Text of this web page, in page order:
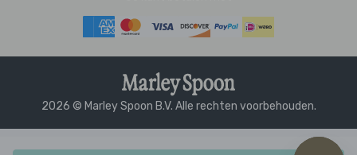
2026 © Marley Spoon B.V. Alle rechten voorbehouden.